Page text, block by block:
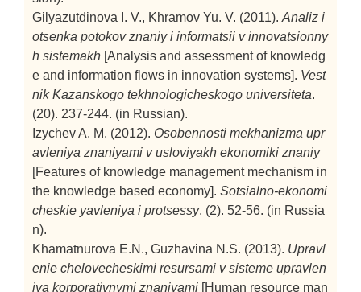
Gilyazutdinova I. V., Khramov Yu. V. (2011). Analiz i
otsenka potokov znaniy i informatsii v innovatsionny
h sistemakh [Analysis and assessment of knowledg
e and information flows in innovation systems]. Vest
nik Kazanskogo tekhnologicheskogo universiteta.
(20). 237-244. (in Russian).
Izychev A. M. (2012). Osobennosti mekhanizma upr
avleniya znaniyami v usloviyakh ekonomiki znaniy
[Features of knowledge management mechanism in
the knowledge based economy]. Sotsialno-ekonomi
cheskie yavleniya i protsessy. (2). 52-56. (in Russia
n).
Khamatnurova E.N., Guzhavina N.S. (2013). Upravl
enie chelovecheskimi resursami v sisteme upravlen
iya korporativnymi znaniyami [Human resource man